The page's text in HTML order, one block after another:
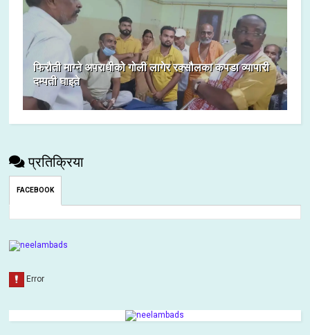
फिरौती माग्ने अपराधीको गोली लागेर रक्सौलका कपडा व्यापारी
दम्पती घाइते
प्रतिक्रिया
FACEBOOK